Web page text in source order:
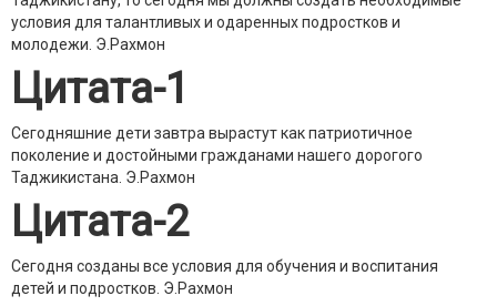
условия для талантливых и одаренных подростков и
молодежи. Э.Рахмон
Цитата-1
Сегодняшние дети завтра вырастут как патриотичное
поколение и достойными гражданами нашего дорогого
Таджикистана. Э.Рахмон
Цитата-2
Сегодня созданы все условия для обучения и воспитания
детей и подростков. Э.Рахмон